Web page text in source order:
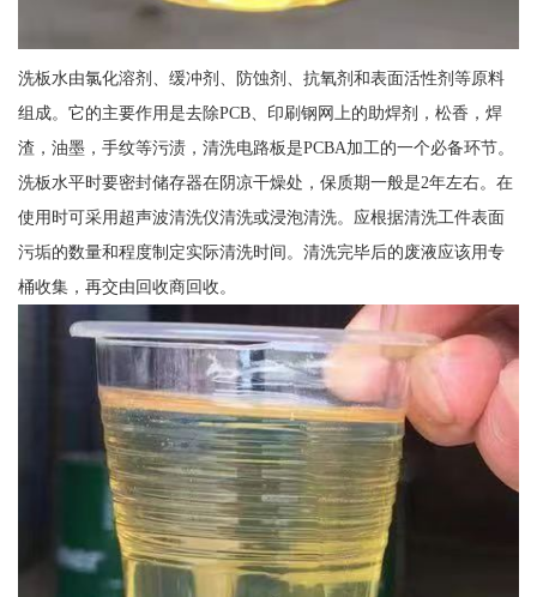
洗板水由氯化溶剂、缓冲剂、防蚀剂、抗氧剂和表面活性剂等原料
组成。它的主要作用是去除PCB、印刷钢网上的助焊剂，松香，焊
渣，油墨，手纹等污渍，清洗电路板是PCBA加工的一个必备环节。
洗板水平时要密封储存器在阴凉干燥处，保质期一般是2年左右。在
使用时可采用超声波清洗仪清洗或浸泡清洗。应根据清洗工件表面
污垢的数量和程度制定实际清洗时间。清洗完毕后的废液应该用专
桶收集，再交由回收商回收。